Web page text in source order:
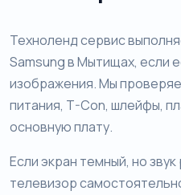
Техноленд сервис
Samsung в Мытищах, если
изображения. Мы
питания, T-Con, шлейфы,
основную плату.
Если экран темный, но
телевизор